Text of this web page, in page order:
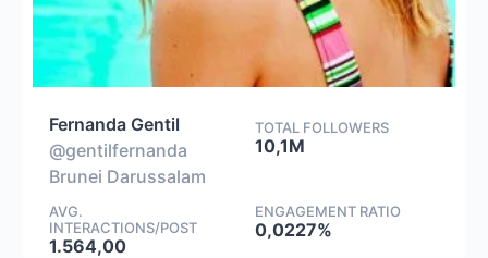
Fernanda Gentil
@gentilfernanda
Brunei Darussalam
TOTAL FOLLOWERS
10,1M
AVG.
INTERACTIONS/POST
1.564,00
ENGAGEMENT RATIO
0,0227%